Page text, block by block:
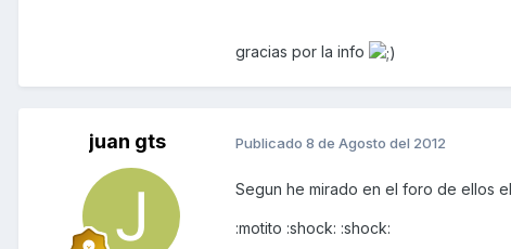
gracias por la info
juan gts Publicado 8 de Agosto del 2012
Segun he mirado en el foro de ellos
:motito :shock: :shock: